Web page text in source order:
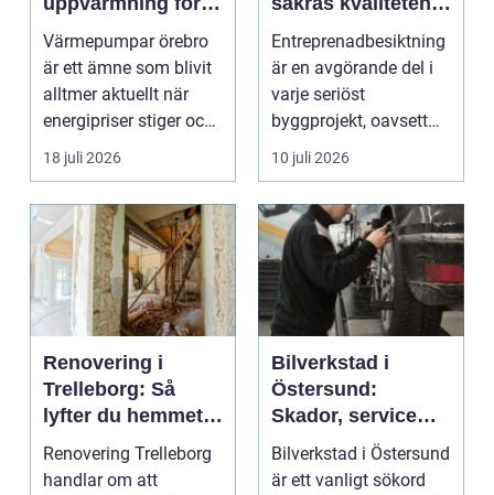
hus och
fastigheter
Värmepumpar örebro
är ett ämne som blivit
alltmer aktuellt när
energipriser stiger och
fler vill sän...
18 juli 2026
byggprojekt
Entreprenadbesiktning
är en avgörande del i
varje seriöst
byggprojekt, oavsett
om det handlar om en
10 juli 2026
Renovering i
Trelleborg: Så
lyfter du hemmet
på ett smart sätt
Renovering Trelleborg
handlar om att
Bilverkstad i
Östersund:
Skador, service
och smarta val för
din bil
Bilverkstad i Östersund
är ett vanligt sökord